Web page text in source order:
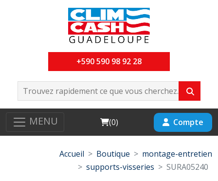
+590 590 98 92 28
MENU Cart
(0) Compte
Accueil Boutique
montage-entretien
supports-visseries
SURA05240